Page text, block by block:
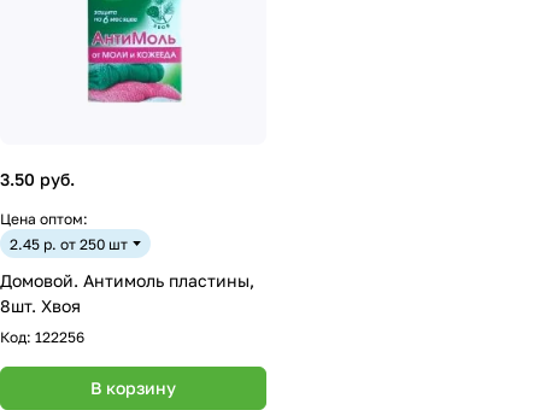
3.50 руб.
Цена оптом:
2.45 р. от 250 шт
Домовой. Антимоль пластины,
8шт. Хвоя
Код: 122256
В корзину